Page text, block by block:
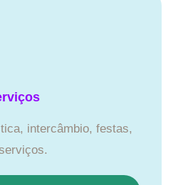
intercâmbio, festas,